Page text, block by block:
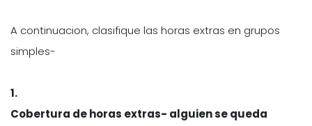
A continuacion, clasifique las horas extras en grupos
simples-
1.
Cobertura de horas extras- alguien se queda